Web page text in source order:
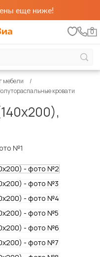
еще ниже!
0
мебели
кровати